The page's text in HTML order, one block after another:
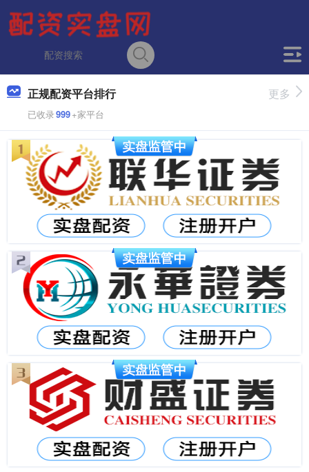
正规配资平台排行
已收录999+家平台
更多